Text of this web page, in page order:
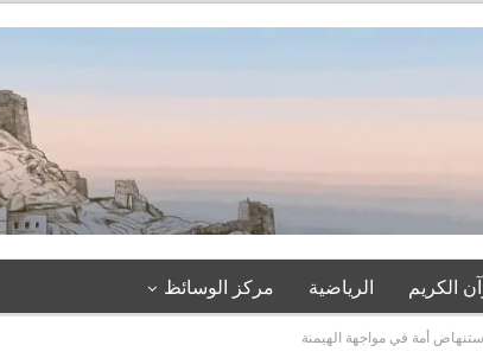
الكريم الرياضية مركز الوسائظ
أمة في مواجهة الهيمنة